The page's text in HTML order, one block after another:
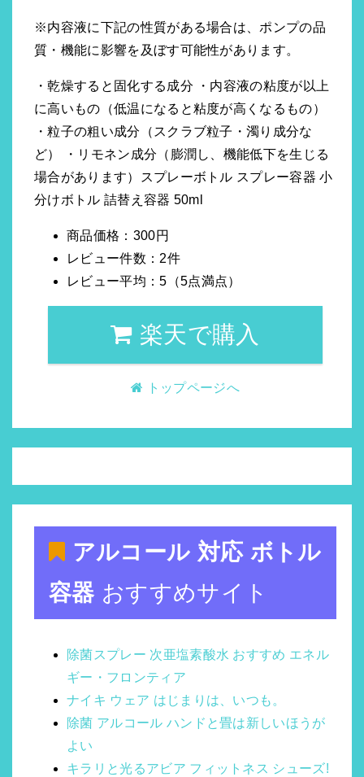
※内容液に下記の性質がある場合は、ポンプの品
質・機能に影響を及ぼす可能性があります。
・乾燥すると固化する成分 ・内容液の粘度が以上
に高いもの（低温になると粘度が高くなるもの）
・粒子の粗い成分（スクラブ粒子・濁り成分な
ど） ・リモネン成分（膨潤し、機能低下を生じる
場合があります）スプレーボトル スプレー容器 小
分けボトル 詰替え容器 50ml
商品価格：300円
レビュー件数：2件
レビュー平均：5（5点満点）
楽天で購入
トップページへ
アルコール 対応 ボトル
容器 おすすめサイト
除菌スプレー 次亜塩素酸水 おすすめ エネル
ギー・フロンティア
ナイキ ウェア はじまりは、いつも。
除菌 アルコール ハンドと畳は新しいほうが
よい
キラリと光るアビア フィットネス シューズ!